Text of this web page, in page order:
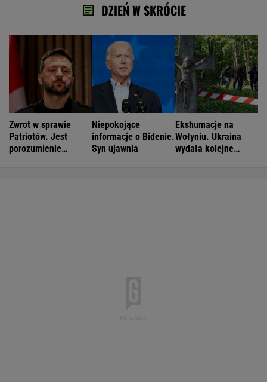
DZIEŃ W SKRÓCIE
Zwrot w sprawie
Patriotów. Jest
porozumienie
Niepokojące
informacje o Bidenie.
Syn ujawnia
Ekshumacje na
Wołyniu. Ukraina
wydała kolejne